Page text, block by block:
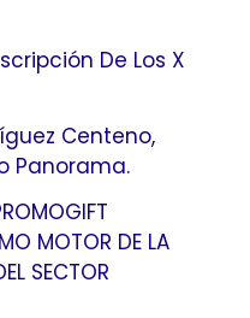
De Los X
Centeno,
Panorama.
MOTOR DE LA
SECTOR